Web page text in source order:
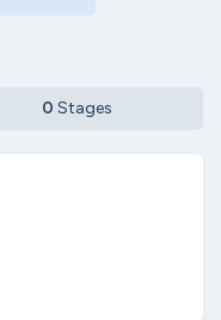
0 Stages